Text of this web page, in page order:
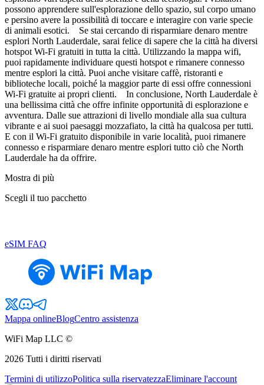
possono apprendere sull'esplorazione dello spazio, sul corpo umano
e persino avere la possibilità di toccare e interagire con varie specie
di animali esotici. Se stai cercando di risparmiare denaro mentre
esplori North Lauderdale, sarai felice di sapere che la città ha diversi
hotspot Wi-Fi gratuiti in tutta la città. Utilizzando la mappa wifi,
puoi rapidamente individuare questi hotspot e rimanere connesso
mentre esplori la città. Puoi anche visitare caffè, ristoranti e
biblioteche locali, poiché la maggior parte di essi offre connessioni
Wi-Fi gratuite ai propri clienti. In conclusione, North Lauderdale è
una bellissima città che offre infinite opportunità di esplorazione e
avventura. Dalle sue attrazioni di livello mondiale alla sua cultura
vibrante e ai suoi paesaggi mozzafiato, la città ha qualcosa per tutti.
E con il Wi-Fi gratuito disponibile in varie località, puoi rimanere
connesso e risparmiare denaro mentre esplori tutto ciò che North
Lauderdale ha da offrire.
Mostra di più
Scegli il tuo pacchetto
eSIM FAQ
Mappa onlineBlogCentro assistenza
WiFi Map LLC ©
2026 Tutti i diritti riservati
Termini di utilizzoPolitica sulla riservatezzaEliminare l'account